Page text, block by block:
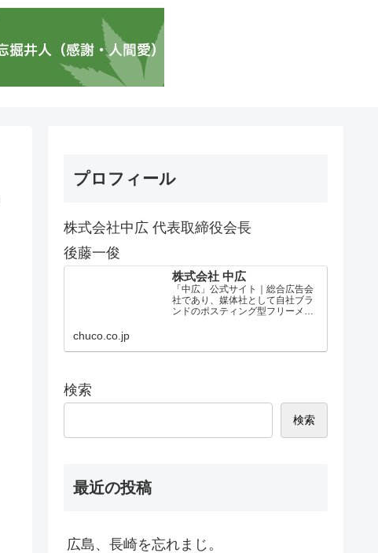
プロフィール
株式会社中広 代表取締役会長
後藤一俊
株式会社 中広
「中広」公式サイト｜総合広告会
社であり、媒体社として自社ブラ
ンドのポスティング型フリーメデ
chuco.co.jp
検索
検索
最近の投稿
広島、長崎を忘れまじ。